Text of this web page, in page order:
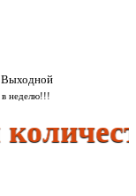
Выходной
в неделю!!!